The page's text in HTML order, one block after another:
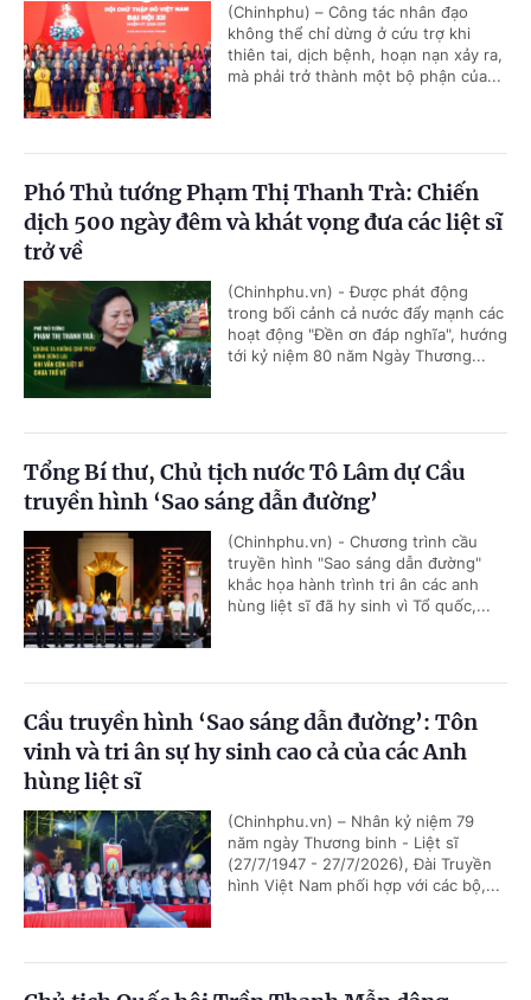
(Chinhphu) – Công tác nhân đạo
không thể chỉ dừng ở cứu trợ khi
thiên tai, dịch bệnh, hoạn nạn xảy ra,
mà phải trở thành một bộ phận của...
Phó Thủ tướng Phạm Thị Thanh Trà: Chiến
dịch 500 ngày đêm và khát vọng đưa các liệt sĩ
trở về
(Chinhphu.vn) - Được phát động
trong bối cảnh cả nước đẩy mạnh các
hoạt động "Đền ơn đáp nghĩa", hướng
tới kỷ niệm 80 năm Ngày Thương...
Tổng Bí thư, Chủ tịch nước Tô Lâm dự Cầu
truyền hình ‘Sao sáng dẫn đường’
(Chinhphu.vn) - Chương trình cầu
truyền hình "Sao sáng dẫn đường"
khắc họa hành trình tri ân các anh
hùng liệt sĩ đã hy sinh vì Tổ quốc,...
Cầu truyền hình ‘Sao sáng dẫn đường’: Tôn
vinh và tri ân sự hy sinh cao cả của các Anh
hùng liệt sĩ
(Chinhphu.vn) – Nhân kỷ niệm 79
năm ngày Thương binh - Liệt sĩ
(27/7/1947 - 27/7/2026), Đài Truyền
hình Việt Nam phối hợp với các bộ,...